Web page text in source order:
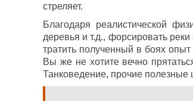
стреляет.
Благодаря реалистической
деревья и т.д., форсировать
тратить полученный в боях
Вы же не хотите вечно
Танковедение, прочие